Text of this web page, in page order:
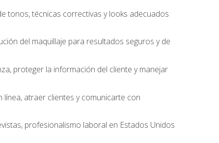
tonos, técnicas correctivas y looks adecuados
del maquillaje para resultados seguros y de
proteger la información del cliente y manejar
atraer clientes y comunicarte con
profesionalismo laboral en Estados Unidos